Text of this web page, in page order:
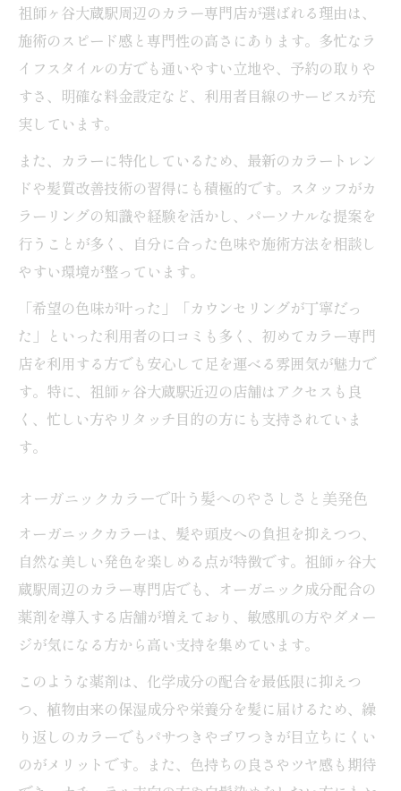
オーガニックカラー専門店が提案する髪質
別施術
カラー専門店での髪質診断と最適カラー選
び
艶髪を守るためのオーガニックカラー活用
術
祖師ヶ谷大蔵駅で話題のオーガニックカラ
ー体験談
髪にやさしい成分とそのメリットを徹底解
説
トレンドカラーも叶う注目の専門店活用術
カラー専門店で取り入れる最新トレンドの
提案
祖師ヶ谷大蔵駅周辺で人気のトレンドカラ
ー事情
カラー専門店の技術で叶えるデザインカラ
トレンドカラーの色持ちを良くするポイン
ト
駅近で通いやすいカラー専門店人気理由
カラー専門店が駅近で選ばれる利便性の魅
力
祖師ヶ谷大蔵駅近くのカラー専門店通いや
すさ比較
祖師ヶ谷大蔵駅周辺のカラー専門店が選ばれる理由は、
施術のスピード感と専門性の高さにあります。多忙なラ
イフスタイルの方でも通いやすい立地や、予約の取りや
すさ、明確な料金設定など、利用者目線のサービスが充
実しています。
また、カラーに特化しているため、最新のカラートレン
ドや髪質改善技術の習得にも積極的です。スタッフがカ
ラーリングの知識や経験を活かし、パーソナルな提案を
行うことが多く、自分に合った色味や施術方法を相談し
やすい環境が整っています。
「希望の色味が叶った」「カウンセリングが丁寧だっ
た」といった利用者の口コミも多く、初めてカラー専門
店を利用する方でも安心して足を運べる雰囲気が魅力で
す。特に、祖師ヶ谷大蔵駅近辺の店舗はアクセスも良
く、忙しい方やリタッチ目的の方にも支持されていま
す。
オーガニックカラーで叶う髪へのやさしさと美発色
オーガニックカラーは、髪や頭皮への負担を抑えつつ、
自然な美しい発色を楽しめる点が特徴です。祖師ヶ谷大
蔵駅周辺のカラー専門店でも、オーガニック成分配合の
薬剤を導入する店舗が増えており、敏感肌の方やダメー
ジが気になる方から高い支持を集めています。
このような薬剤は、化学成分の配合を最低限に抑えつ
つ、植物由来の保湿成分や栄養分を髪に届けるため、繰
り返しのカラーでもパサつきやゴワつきが目立ちにくい
のがメリットです。また、色持ちの良さやツヤ感も期待